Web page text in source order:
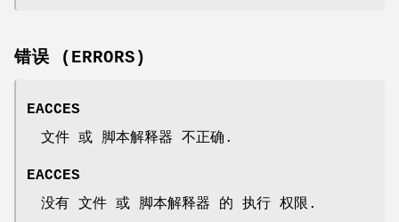
错误 (ERRORS)
EACCES
文件 或 脚本解释器 不正确.
EACCES
没有 文件 或 脚本解释器 的 执行 权限.